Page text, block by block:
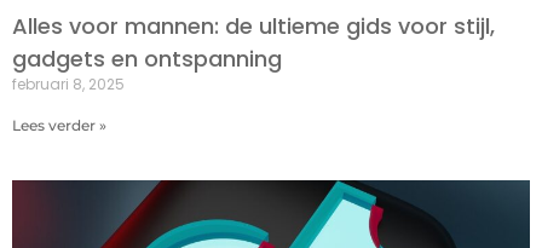
Alles voor mannen: de ultieme gids voor stijl,
gadgets en ontspanning
februari 8, 2025
Lees verder »